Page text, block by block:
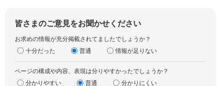
皆さまのご意見をお聞かせください
お求めの情報が充分掲載されてましたでしょうか？
十分だった
普通 情報が足りない
ページの構成や内容、表現は分りやすかったでしょうか？
分かりやすい
普通 分かりにくい